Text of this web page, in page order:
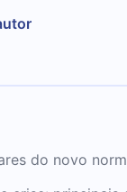
Latina, e
crescimento
do novo